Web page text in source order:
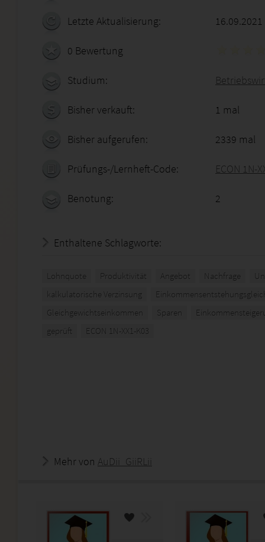
Letzte Aktualisierung: 16.09.2021
0 Bewertung
Studium:
Bisher verkauft: 1 mal
Bisher aufgerufen: 2339 mal
Prüfungs-/Lernheft-Code: ECON 1N-
Benotung: 2
Enthaltene Schlagworte:
Lohnquote Produktivität Angebot Nachfrage
kalkulatorische Verzinsung
Gleichgewichtseinkommen
Sparen
geprüft
ECON 1N-XX1-K03
Mehr von AuDii_GiiRLii